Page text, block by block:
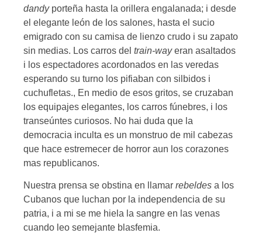
dandy porteña hasta la orillera engalanada; i desde
el elegante león de los salones, hasta el sucio
emigrado con su camisa de lienzo crudo i su zapato
sin medias. Los carros del train-wayeran asaltados
i los espectadores acordonados en las veredas
esperando su turno los pifiaban con silbidos i
cuchufletas., En medio de esos gritos, se cruzaban
los equipajes elegantes, los carros fúnebres, i los
transeúntes curiosos. No hai duda que la
democracia inculta es un monstruo de mil cabezas
que hace estremecer de horror aun los corazones
mas republicanos.
Nuestra prensa se obstina en llamar rebeldes a los
Cubanos que luchan por la independencia de su
patria, i a mi se me hiela la sangre en las venas
cuando leo semejante blasfemia.